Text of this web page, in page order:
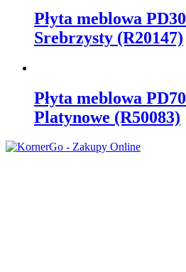
Płyta meblowa
Srebrzysty (R20147)
Płyta meblowa
Platynowe (R50083)